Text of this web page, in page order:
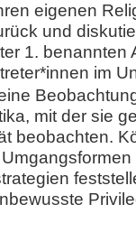
eigenen
und
1. benannten
im
mit der sie
beobachten.